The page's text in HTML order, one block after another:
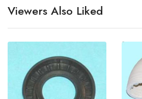
Viewers Also Liked